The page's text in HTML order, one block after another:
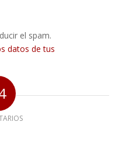
el spam.
datos de tus